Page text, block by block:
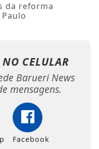
da reforma
NO CELULAR
Barueri News
mensagens.
Facebook